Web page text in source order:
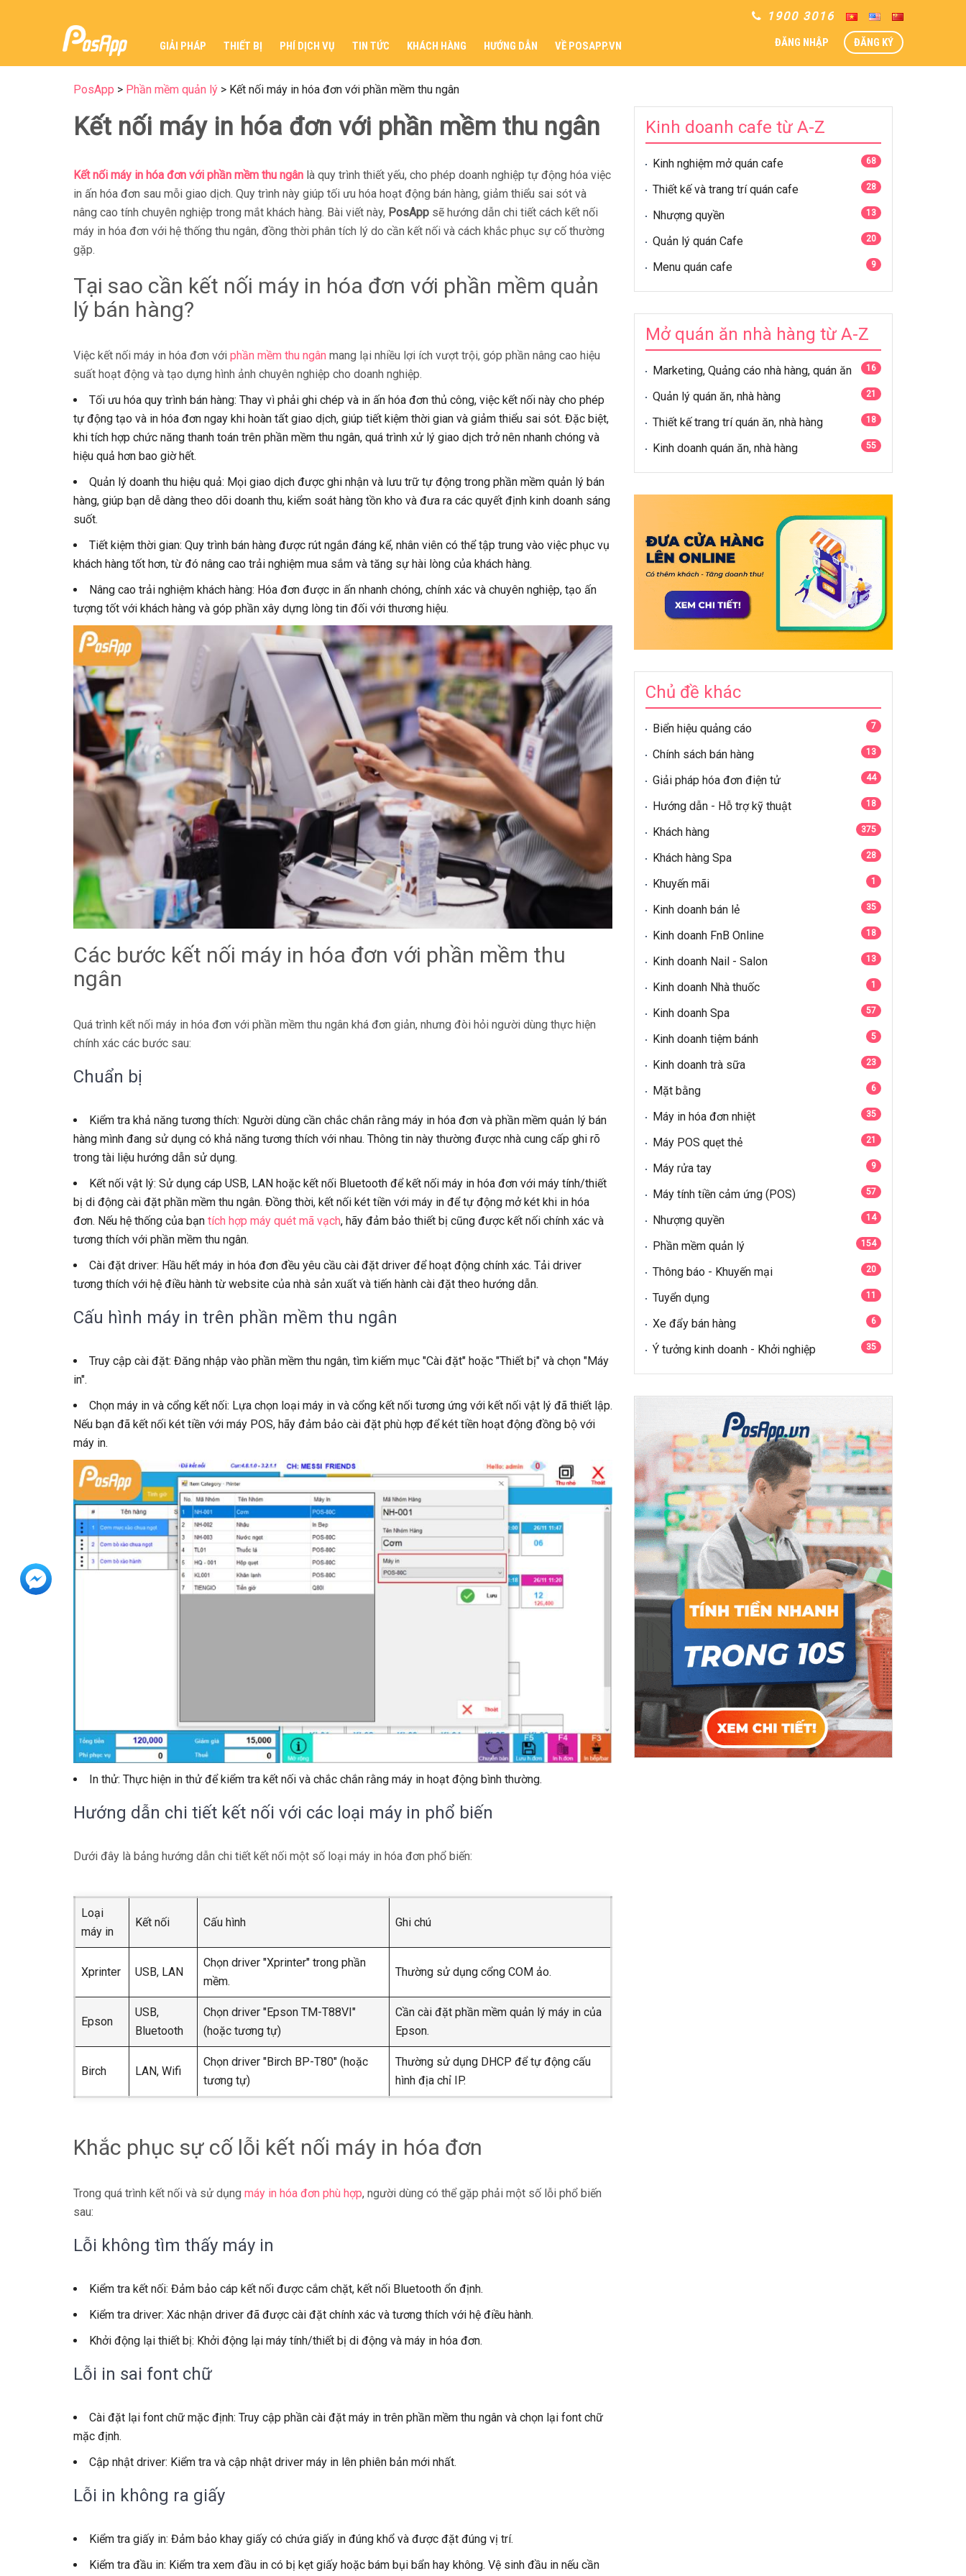
1900 3016
GIẢI PHÁP THIẾT BỊ PHÍ DỊCH VỤ TIN TỨC KHÁCH HÀNG HƯỚNG DẪN VỀ POSAPP.VN ĐĂNG NHẬP ĐĂNG KÝ
PosApp > Phần mềm quản lý > Kết nối máy in hóa đơn với phần mềm thu ngân
Kết nối máy in hóa đơn với phần mềm thu ngân
Kết nối máy in hóa đơn với phần mềm thu ngân là quy trình thiết yếu, cho phép doanh nghiệp tự động hóa việc
in ấn hóa đơn sau mỗi giao dịch. Quy trình này giúp tối ưu hóa hoạt động bán hàng, giảm thiểu sai sót và
nâng cao tính chuyên nghiệp trong mắt khách hàng. Bài viết này, PosApp sẽ hướng dẫn chi tiết cách kết nối
máy in hóa đơn với hệ thống thu ngân, đồng thời phân tích lý do cần kết nối và cách khắc phục sự cố thường
gặp.
Tại sao cần kết nối máy in hóa đơn với phần mềm quản
lý bán hàng?
Việc kết nối máy in hóa đơn với phần mềm thu ngân mang lại nhiều lợi ích vượt trội, góp phần nâng cao hiệu
suất hoạt động và tạo dựng hình ảnh chuyên nghiệp cho doanh nghiệp.
Tối ưu hóa quy trình bán hàng: Thay vì phải ghi chép và in ấn hóa đơn thủ công, việc kết nối này cho phép
tự động tạo và in hóa đơn ngay khi hoàn tất giao dịch, giúp tiết kiệm thời gian và giảm thiểu sai sót. Đặc biệt,
khi tích hợp chức năng thanh toán trên phần mềm thu ngân, quá trình xử lý giao dịch trở nên nhanh chóng và
hiệu quả hơn bao giờ hết.
Quản lý doanh thu hiệu quả: Mọi giao dịch được ghi nhận và lưu trữ tự động trong phần mềm quản lý bán
hàng, giúp bạn dễ dàng theo dõi doanh thu, kiểm soát hàng tồn kho và đưa ra các quyết định kinh doanh sáng
suốt.
Tiết kiệm thời gian: Quy trình bán hàng được rút ngắn đáng kể, nhân viên có thể tập trung vào việc phục vụ
khách hàng tốt hơn, từ đó nâng cao trải nghiệm mua sắm và tăng sự hài lòng của khách hàng.
Nâng cao trải nghiệm khách hàng: Hóa đơn được in ấn nhanh chóng, chính xác và chuyên nghiệp, tạo ấn
tượng tốt với khách hàng và góp phần xây dựng lòng tin đối với thương hiệu.
Các bước kết nối máy in hóa đơn với phần mềm thu
ngân
Quá trình kết nối máy in hóa đơn với phần mềm thu ngân khá đơn giản, nhưng đòi hỏi người dùng thực hiện
chính xác các bước sau:
Chuẩn bị
Kiểm tra khả năng tương thích: Người dùng cần chắc chắn rằng máy in hóa đơn và phần mềm quản lý bán
hàng mình đang sử dụng có khả năng tương thích với nhau. Thông tin này thường được nhà cung cấp ghi rõ
trong tài liệu hướng dẫn sử dụng.
Kết nối vật lý: Sử dụng cáp USB, LAN hoặc kết nối Bluetooth để kết nối máy in hóa đơn với máy tính/thiết
bị di động cài đặt phần mềm thu ngân. Đồng thời, kết nối két tiền với máy in để tự động mở két khi in hóa
đơn. Nếu hệ thống của bạn tích hợp máy quét mã vạch, hãy đảm bảo thiết bị cũng được kết nối chính xác và
tương thích với phần mềm thu ngân.
Cài đặt driver: Hầu hết máy in hóa đơn đều yêu cầu cài đặt driver để hoạt động chính xác. Tải driver
tương thích với hệ điều hành từ website của nhà sản xuất và tiến hành cài đặt theo hướng dẫn.
Cấu hình máy in trên phần mềm thu ngân
Truy cập cài đặt: Đăng nhập vào phần mềm thu ngân, tìm kiếm mục "Cài đặt" hoặc "Thiết bị" và chọn "Máy
in".
Chọn máy in và cổng kết nối: Lựa chọn loại máy in và cổng kết nối tương ứng với kết nối vật lý đã thiết lập.
Nếu bạn đã kết nối két tiền với máy POS, hãy đảm bảo cài đặt phù hợp để két tiền hoạt động đồng bộ với
máy in.
In thử: Thực hiện in thử để kiểm tra kết nối và chắc chắn rằng máy in hoạt động bình thường.
Hướng dẫn chi tiết kết nối với các loại máy in phổ biến
Dưới đây là bảng hướng dẫn chi tiết kết nối một số loại máy in hóa đơn phổ biến:
Loại
máy in
Kết nối Cấu hình Ghi chú
Xprinter USB, LAN
Chọn driver "Xprinter" trong phần
mềm.
Thường sử dụng cổng COM ảo.
Epson
USB,
Bluetooth
Chọn driver "Epson TM-T88VI"
(hoặc tương tự)
Cần cài đặt phần mềm quản lý máy in của
Epson.
Birch LAN, Wifi
Chọn driver "Birch BP-T80" (hoặc
tương tự)
Thường sử dụng DHCP để tự động cấu
hình địa chỉ IP.
Khắc phục sự cố lỗi kết nối máy in hóa đơn
Trong quá trình kết nối và sử dụng máy in hóa đơn phù hợp, người dùng có thể gặp phải một số lỗi phổ biến
sau:
Lỗi không tìm thấy máy in
Kiểm tra kết nối: Đảm bảo cáp kết nối được cắm chặt, kết nối Bluetooth ổn định.
Kiểm tra driver: Xác nhận driver đã được cài đặt chính xác và tương thích với hệ điều hành.
Khởi động lại thiết bị: Khởi động lại máy tính/thiết bị di động và máy in hóa đơn.
Lỗi in sai font chữ
Cài đặt lại font chữ mặc định: Truy cập phần cài đặt máy in trên phần mềm thu ngân và chọn lại font chữ
mặc định.
Cập nhật driver: Kiểm tra và cập nhật driver máy in lên phiên bản mới nhất.
Lỗi in không ra giấy
Kiểm tra giấy in: Đảm bảo khay giấy có chứa giấy in đúng khổ và được đặt đúng vị trí.
Kiểm tra đầu in: Kiểm tra xem đầu in có bị kẹt giấy hoặc bám bụi bẩn hay không. Vệ sinh đầu in nếu cần
Kinh doanh cafe từ A-Z
Kinh nghiệm mở quán cafe 68
Thiết kế và trang trí quán cafe 28
Nhượng quyền 13
Quản lý quán Cafe 20
Menu quán cafe 9
Mở quán ăn nhà hàng từ A-Z
Marketing, Quảng cáo nhà hàng, quán ăn 16
Quản lý quán ăn, nhà hàng 21
Thiết kế trang trí quán ăn, nhà hàng 18
Kinh doanh quán ăn, nhà hàng 55
Chủ đề khác
Biển hiệu quảng cáo 7
Chính sách bán hàng 13
Giải pháp hóa đơn điện tử 44
Hướng dẫn - Hỗ trợ kỹ thuật 18
Khách hàng 375
Khách hàng Spa 28
Khuyến mãi 1
Kinh doanh bán lẻ 35
Kinh doanh FnB Online 18
Kinh doanh Nail - Salon 13
Kinh doanh Nhà thuốc 1
Kinh doanh Spa 57
Kinh doanh tiệm bánh 5
Kinh doanh trà sữa 23
Mặt bằng 6
Máy in hóa đơn nhiệt 35
Máy POS quẹt thẻ 21
Máy rửa tay 9
Máy tính tiền cảm ứng (POS) 57
Nhượng quyền 14
Phần mềm quản lý 154
Thông báo - Khuyến mại 20
Tuyển dụng 11
Xe đẩy bán hàng 6
Ý tưởng kinh doanh - Khởi nghiệp 35